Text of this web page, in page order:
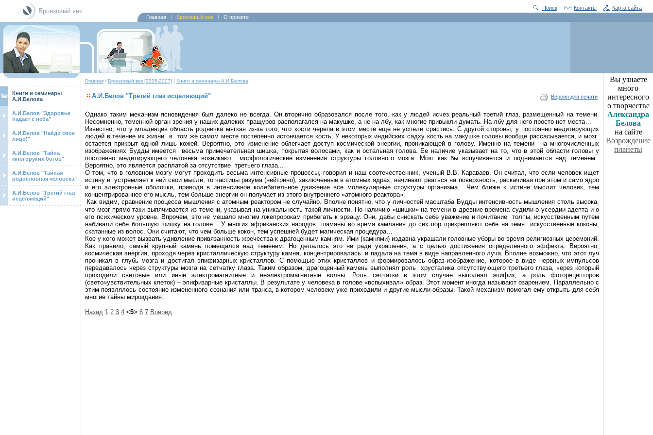
Бронзовый век Поиск Контакты
Карта сайта
Главная
Бронзовый век О проекте
Книги и семинары
А.И.Белова
А.И.Белов "Здоровье
падает с неба"
А.И.Белов "Найди свое
лицо!"
А.И.Белов "Тайна
многоруких богов"
А.И.Белов "Тайная
родословная человека"
А.И.Белов "Третий глаз
исцеляющий"
Главная / Бронзовый век [2005-2007] / Книги и семинары А.И.Белова
А.И.Белов "Третий глаз исцеляющий" Версия для печати
Однако таким механизм ясновидения был далеко не всегда. Он вторично образовался после того, как у людей исчез реальный третий глаз, размещенный на темени.
Несомненно, теменной орган зрения у наших далеких пращуров располагался на макушке, а не на лбу, как многие привыкли думать. На лбу для него просто нет места…
Известно, что у младенцев область родничка мягкая из-за того, что кости черепа в этом месте еще не успели срастись. С другой стороны, у постоянно медитирующих
людей в течение их жизни
в
том же самом месте постепенно истончается кость. У некоторых индийских садху кость на макушке головы вообще рассасывается, и мозг
остается прикрыт одной лишь кожей. Вероятно, это изменение облегчает доступ космической энергии, проникающей в голову. Именно на темени
на многочисленных
изображениях Будды имеется
весьма примечательная шишка, покрытая волосами, как и остальная голова. Ее наличие указывает на то, что в этой области головы у
постоянно медитирующего человека возникают
морфологические изменения структуры головного мозга. Мозг как бы вспучивается и поднимается над теменем.
Вероятно, это является расплатой за отсутствие третьего глаза...
О том, что в головном мозгу могут проходить весьма интенсивные процессы, говорил и наш соотечественник, ученый В.В. Караваев. Он считал, что если человек ищет
истину и устремляет к ней свои мысли, то частицы разума (нейтрино), заключенные в атомных ядрах, начинают рваться на поверхность, раскачивая при этом и само ядро
и его электронные оболочки, приводя в интенсивное колебательное движение все молекулярные структуры организма.
Чем ближе к истине мыслит человек, тем
концентрированнее его мысль, тем больше энергии он получает из этого внутреннего «атомного реактора».
Как видим, сравнение процесса мышления с атомным реактором не случайно. Вполне понятно, что у личностей масштаба Будды интенсивность мышления столь высока,
что мозг прямо-таки выпячивается из темени, указывая на уникальность такой личности. По наличию «шишки» на темени в древние времена судили о усердии адепта и о
его психическом уровне. Впрочем, это не мешало многим лжепророкам прибегать к эрзацу. Они, дабы снискать себе уважение и почитание
толпы, искусственным путем
набивали себе большую шишку на голове... У многих африканских народов
шаманы во время камлания до сих пор прикрепляют себе на темя
искусственные коконы,
скатанные из волос. Они считают, что чем больше кокон, тем успешней будет магическая процедура…
Кое у кого может вызвать удивление привязанность жречества к драгоценным камням. Ими (камнями) издавна украшали головные уборы во время религиозных церемоний.
Как правило, самый крупный камень помещался над теменем. Но делалось это не ради украшения, а с целью достижения определенного эффекта. Вероятно,
космическая энергия, проходя через кристаллическую структуру камня, концентрировалась и падала на темя в виде направленного луча. Вполне возможно, что этот луч
проникал в глубь мозга и достигал эпифизарных кристаллов. С помощью этих кристаллов и формировалось образ-изображение, которое в виде нервных импульсов
передавалось через структуры мозга на сетчатку глаза. Таким образом, драгоценный камень выполнял роль
хрусталика отсутствующего третьего глаза, через который
проходили световые или иные электромагнитные и неэлектромагнитные волны. Роль сетчатки в этом случае выполнял эпифиз, а роль фоторецепторов
(светочувствительных клеток) – эпифизарные кристаллы. В результате у человека в голове «вспыхивал» образ. Этот момент иногда называют озарением. Параллельно с
этим появлялось состояние измененного сознания или транса, в котором человеку уже приходили и другие мысли-образы. Такой механизм помогал ему открыть для себя
многие тайны мироздания…
Назад 1 2 3 4 <5> 6 7 Вперед
Вы узнаете
много
интересного
о творчестве
Александра
Белова
на сайте
Возрождение
планеты